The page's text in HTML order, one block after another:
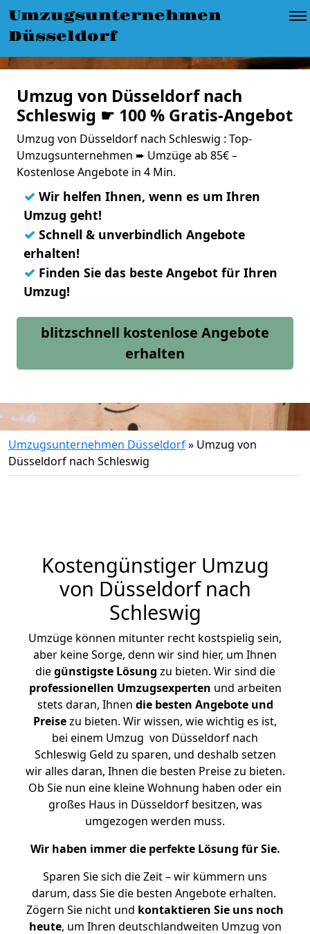
Umzugsunternehmen
Düsseldorf
Umzug von Düsseldorf nach
Schleswig ☛ 100 % Gratis-Angebot
Umzug von Düsseldorf nach Schleswig : Top-
Umzugsunternehmen ➨ Umzüge ab 85€ –
Kostenlose Angebote in 4 Min.
✓ Wir helfen Ihnen, wenn es um Ihren
Umzug geht!
✓ Schnell & unverbindlich Angebote
erhalten!
✓ Finden Sie das beste Angebot für Ihren
Umzug!
blitzschnell kostenlose Angebote
erhalten
Umzugsunternehmen Düsseldorf» Umzug von
Düsseldorf nach Schleswig
Kostengünstiger Umzug
von Düsseldorf nach
Schleswig
Umzüge können mitunter recht kostspielig sein,
aber keine Sorge, denn wir sind hier, um Ihnen
diegünstigste Lösung zu bieten. Wir sind die
professionellen Umzugsexperten und arbeiten
stets daran, Ihnen die besten Angebote und
Preisezu bieten. Wir wissen, wie wichtig es ist,
bei einem Umzug von Düsseldorf nach
Schleswig Geld zu sparen, und deshalb setzen
wir alles daran, Ihnen die besten Preise zu bieten.
Ob Sie nun eine kleine Wohnung haben oder ein
großes Haus in Düsseldorf besitzen, was
umgezogen werden muss.
Wir haben immer die perfekte Lösung für Sie.
Sparen Sie sich die Zeit – wir kümmern uns
darum, dass Sie die besten Angebote erhalten.
Zögern Sie nicht und kontaktieren Sie uns noch
heute, um Ihren deutschlandweiten Umzug von